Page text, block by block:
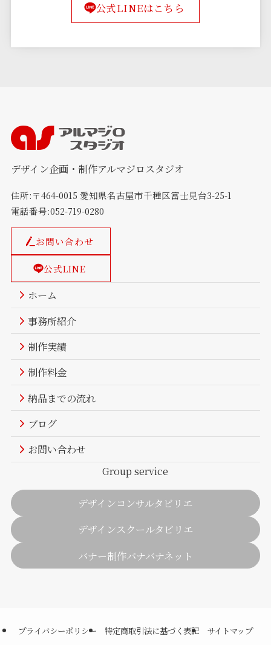
公式LINEはこちら
デザイン企画・制作アルマジロスタジオ
住所:〒464-0015 愛知県名古屋市千種区富士見台3-25-1
電話番号:052-719-0280
お問い合わせ
公式LINE
ホーム
事務所紹介
制作実績
制作料金
納品までの流れ
ブログ
お問い合わせ
Group service
デザインコンサルタビリエ
デザインスクールタビリエ
バナー制作バナバナネット
プライバシーポリシー 特定商取引法に基づく表記 サイトマップ